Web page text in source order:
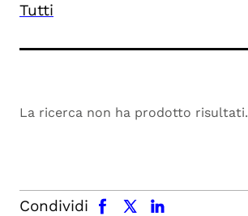
Tutti
La ricerca non ha prodotto risultati.
Condividi
facebook x.com linkedin